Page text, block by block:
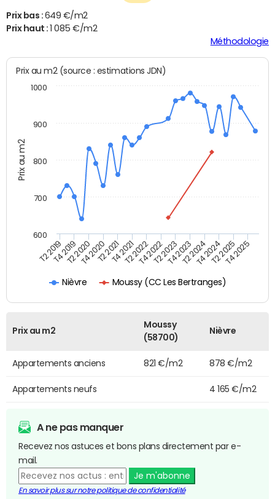
Prix bas : 649 €/m2
Prix haut :1 085 €/m2
Méthodologie
Prix au m2
Prix au m2 (source : estimations JDN)
Nièvre Moussy (CC Les Bertranges)
T2 2019T4 2019T2 2020T4 2020T2 2021T4 2021T2 2022T4 2022T2 2023T4 2023T2 2024T4 2024T2 2025T4 2025
600
700
800
900
1000
Prix au m2
Moussy
(58700)
Nièvre
Appartements anciens 821 €/m2 878 €/m2
Appartements neufs 4 165 €/m2
A ne pas manquer
Recevez nos astuces et bons plans directement par e-
mail.
Je m'abonne
En savoir plus sur notre politique de confidentialité